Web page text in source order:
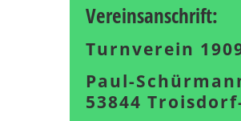
Vereinsanschrift:
Turnverein
Paul-
53844